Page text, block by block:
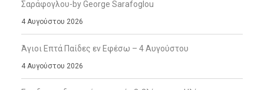
Σαράφογλου-by George Sarafoglou
4 Αυγούστου 2026
Άγιοι Επτά Παίδες εν Εφέσω – 4 Αυγούστου
4 Αυγούστου 2026